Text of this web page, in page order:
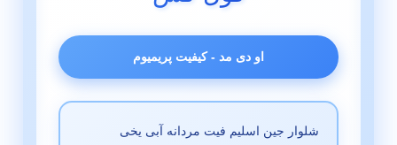
او دی مد - کیفیت پریمیوم
شلوار جین اسلیم فیت مردانه آبی یخی